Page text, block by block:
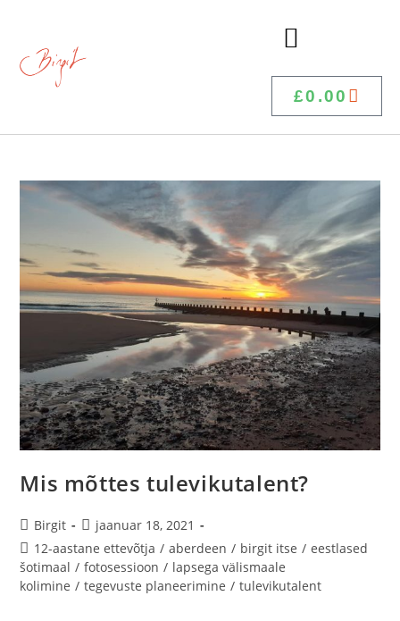
£0.00
Mis mõttes tulevikutalent?
Birgit
jaanuar 18, 2021
12-aastane ettevõtja / aberdeen / birgit itse / eestlased
šotimaal / fotosessioon / lapsega välismaale
kolimine / tegevuste planeerimine / tulevikutalent